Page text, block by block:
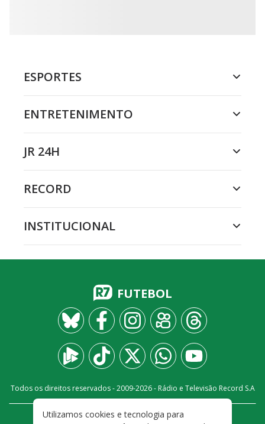
ESPORTES
ENTRETENIMENTO
JR 24H
RECORD
INSTITUCIONAL
FUTEBOL
Todos os direitos reservados - 2009-2026- Rádio e Televisão Record S.A
FALE CONOSCO PRIVACIDADE
Utilizamos cookies e tecnologia para